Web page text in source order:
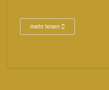
mehr lesen